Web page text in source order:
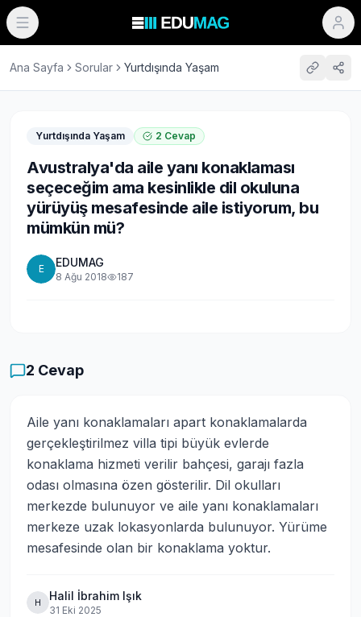
Ana Sayfa Sorular Yurtdışında Yaşam
Yurtdışında Yaşam 2 Cevap
Avustralya'da aile yanı konaklaması
seçeceğim ama kesinlikle dil okuluna
yürüyüş mesafesinde aile istiyorum, bu
mümkün mü?
E EDUMAG
8 Ağu 2018 187
2 Cevap
Aile yanı konaklamaları apart konaklamalarda
gerçekleştirilmez villa tipi büyük evlerde
konaklama hizmeti verilir bahçesi, garajı fazla
odası olmasına özen gösterilir. Dil okulları
merkezde bulunuyor ve aile yanı konaklamaları
merkeze uzak lokasyonlarda bulunuyor. Yürüme
mesafesinde olan bir konaklama yoktur.
H Halil İbrahim Işık
31 Eki 2025